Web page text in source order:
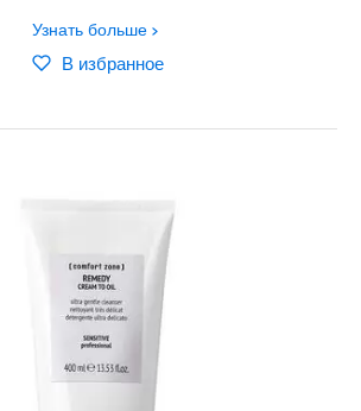
Узнать больше
В избранное